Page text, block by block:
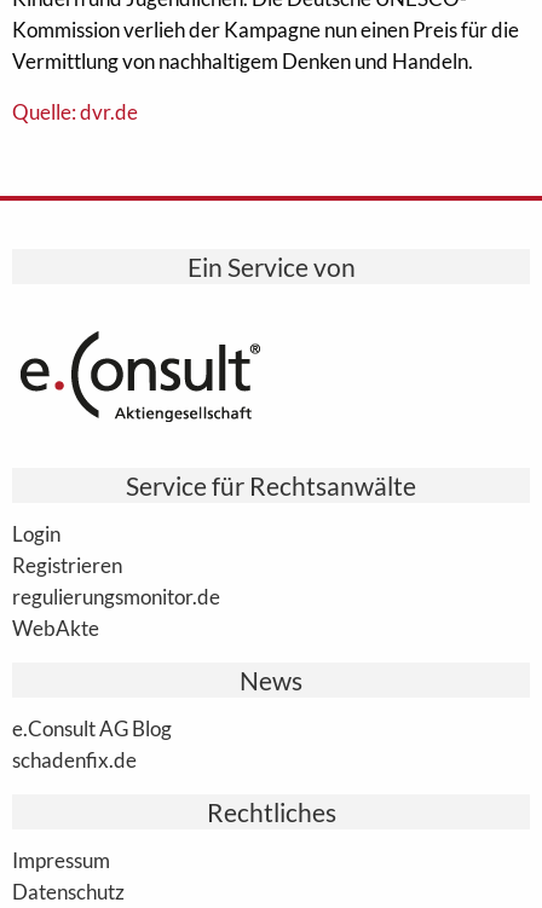
Kommission verlieh der Kampagne nun einen Preis für die
Vermittlung von nachhaltigem Denken und Handeln.
Quelle: dvr.de
Ein Service von
Service für Rechtsanwälte
Login
Registrieren
regulierungsmonitor.de
WebAkte
News
e.Consult AG Blog
schadenfix.de
Rechtliches
Impressum
Datenschutz